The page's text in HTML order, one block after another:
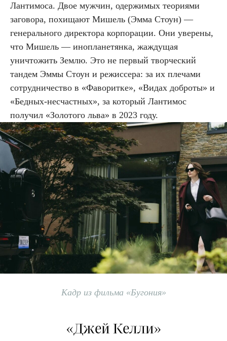
Лантимоса. Двое мужчин, одержимых теориями
заговора, похищают Мишель (Эмма Стоун) —
генерального директора корпорации. Они уверены,
что Мишель — инопланетянка, жаждущая
уничтожить Землю. Это не первый творческий
тандем Эммы Стоун и режиссера: за их плечами
сотрудничество в «Фаворитке», «Видах доброты» и
«Бедных-несчастных», за который Лантимос
получил «Золотого льва» в 2023 году.
Кадр из фильма «Бугония»
«Джей Келли»